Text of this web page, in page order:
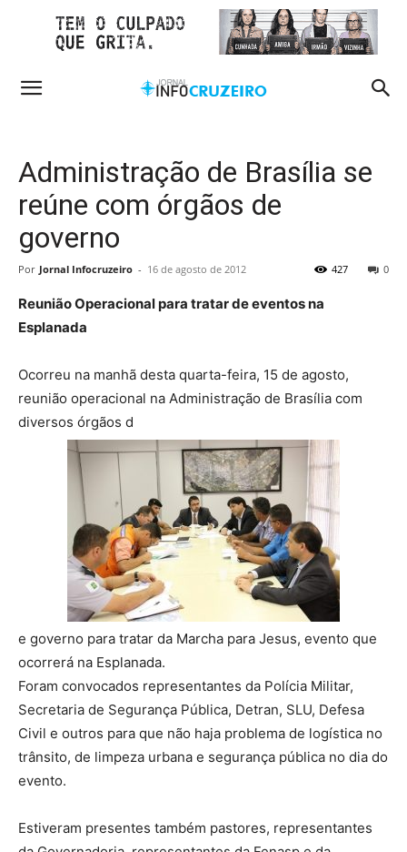
Administração de Brasília se
reúne com órgãos de
governo
Por Jornal Infocruzeiro - 16 de agosto de 2012 0
427
Reunião Operacional para tratar de eventos na
Esplanada
Ocorreu na manhã desta quarta-feira, 15 de agosto,
reunião operacional na Administração de Brasília com
diversos órgãos d
e governo para tratar da Marcha para Jesus, evento que
ocorrerá na Esplanada.
Foram convocados representantes da Polícia Militar,
Secretaria de Segurança Pública, Detran, SLU, Defesa
Civil e outros para que não haja problema de logística no
trânsito, de limpeza urbana e segurança pública no dia do
evento.
Estiveram presentes também pastores, representantes